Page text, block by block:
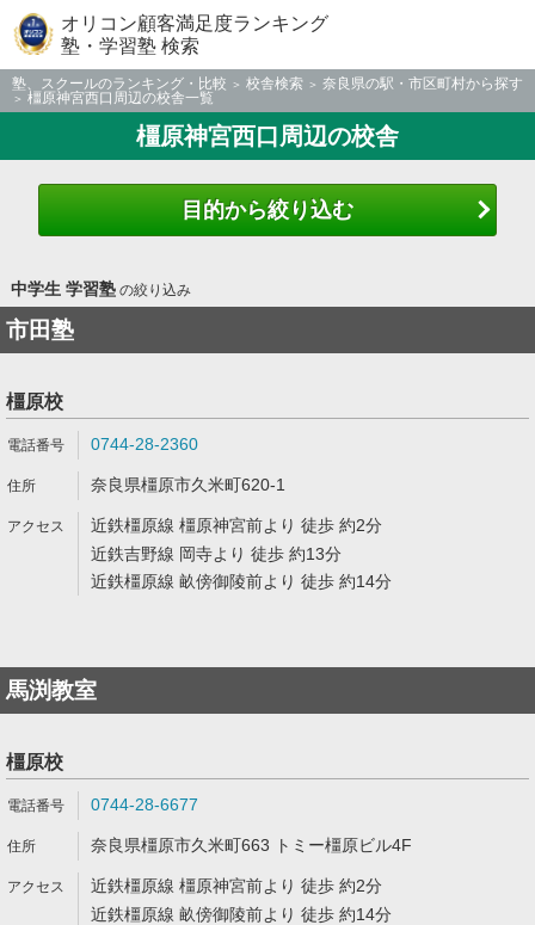
オリコン顧客満足度ランキング
塾・学習塾 検索
塾、スクールのランキング・比較 校舎検索
奈良県の駅・市区町村から探す
橿原神宮西口周辺の校舎一覧
橿原神宮西口周辺の校舎
目的から絞り込む
中学生 学習塾の絞り込み
市田塾
橿原校
0744-28-2360
奈良県橿原市久米町620-1
近鉄橿原線 橿原神宮前より 徒歩 約2分
近鉄吉野線 岡寺より 徒歩 約13分
近鉄橿原線 畝傍御陵前より 徒歩 約14分
馬渕教室
橿原校
0744-28-6677
奈良県橿原市久米町663 トミー橿原ビル4F
近鉄橿原線 橿原神宮前より 徒歩 約2分
近鉄橿原線 畝傍御陵前より 徒歩 約14分